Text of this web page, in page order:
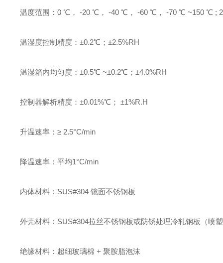
温度范围：0 ℃， -20 ℃， -40 ℃， -60 ℃， -70 ℃ ~150 ℃ ;
温湿度控制精度：±0.2℃；±2.5%RH
温湿箱内均匀度：±0.5℃ ~±0.2℃；±4.0%RH
控制器解析精度：±0.01%℃； ±1%R.H
升温速率：≥ 2.5°C/min
降温速率：平均1°C/min
内体材料：SUS#304 镜面不锈钢板
外壳材料：SUS#304拉丝不锈钢板或防锈处理冷轧钢板（喷
绝缘材料：超细玻璃棉 + 聚胺脂泡沫